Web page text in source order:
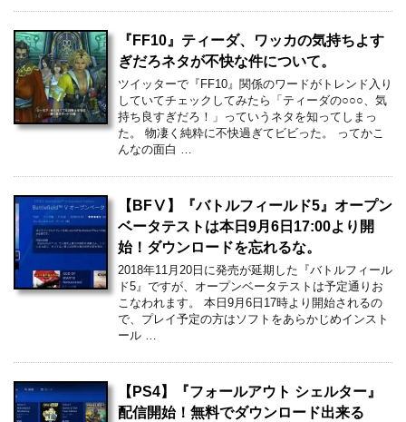
『FF10』ティーダ、ワッカの気持ちよす
ぎだろネタが不快な件について。
ツイッターで『FF10』関係のワードがトレンド入り
していてチェックしてみたら「ティーダの○○○、気
持ち良すぎだろ！」っていうネタを知ってしまっ
た。 物凄く純粋に不快過ぎてビビった。 ってかこ
んなの面白 …
【BFⅤ】『バトルフィールド5』オープン
ベータテストは本日9月6日17:00より開
始！ダウンロードを忘れるな。
2018年11月20日に発売が延期した『バトルフィール
ド5』ですが、オープンベータテストは予定通りお
こなわれます。 本日9月6日17時より開始されるの
で、プレイ予定の方はソフトをあらかじめインスト
ール …
【PS4】『フォールアウト シェルター』
配信開始！無料でダウンロード出来る